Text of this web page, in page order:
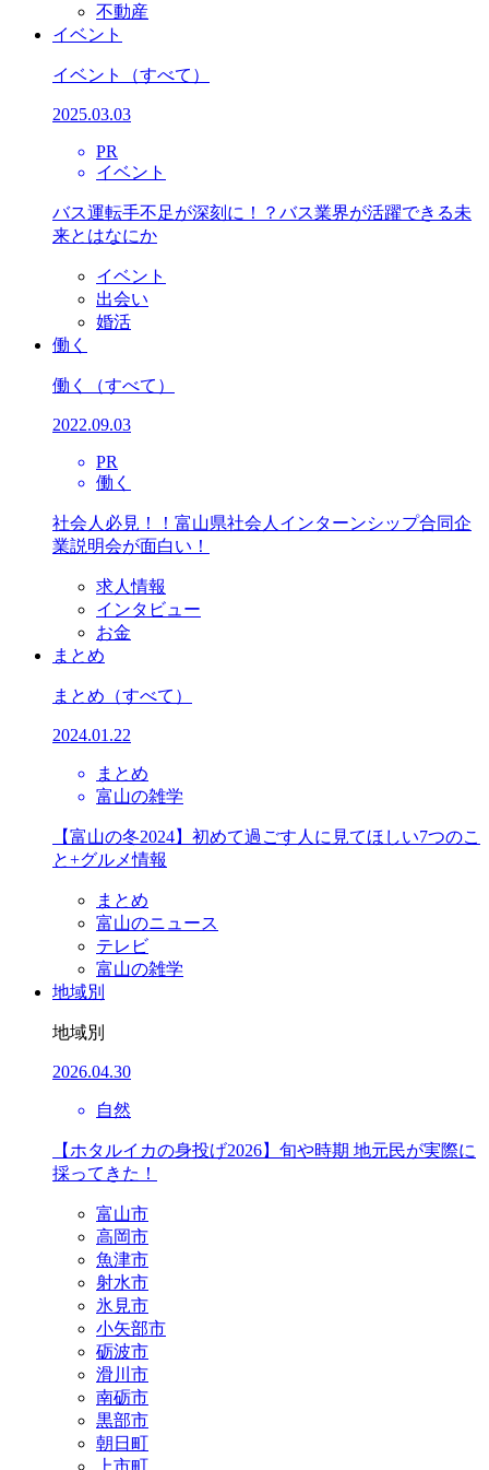
不動産
イベント
イベント （すべて）
2025.03.03
PR
イベント
バス運転手不足が深刻に！？バス業界が活躍できる未
来とはなにか
イベント
出会い
婚活
働く
働く （すべて）
2022.09.03
PR
働く
社会人必見！！富山県社会人インターンシップ合同企
業説明会が面白い！
求人情報
インタビュー
お金
まとめ
まとめ （すべて）
2024.01.22
まとめ
富山の雑学
【富山の冬2024】初めて過ごす人に見てほしい7つのこ
と+グルメ情報
まとめ
富山のニュース
テレビ
富山の雑学
地域別
地域別
2026.04.30
自然
【ホタルイカの身投げ2026】旬や時期 地元民が実際に
採ってきた！
富山市
高岡市
魚津市
射水市
氷見市
小矢部市
砺波市
滑川市
南砺市
黒部市
朝日町
上市町